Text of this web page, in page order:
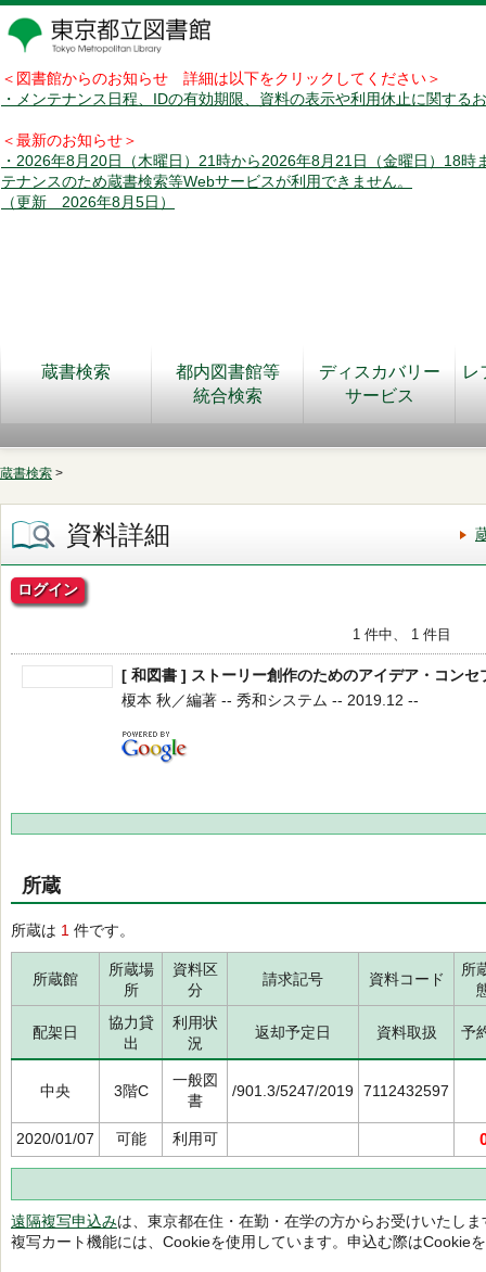
＜図書館からのお知らせ 詳細は以下をクリックしてください＞
・メンテナンス日程、IDの有効期限、資料の表示や利用休止に関する
＜最新のお知らせ＞
・2026年8月20日（木曜日）21時から2026年8月21日（金曜日）18時
テナンスのため蔵書検索等Webサービスが利用できません。
（更新 2026年8月5日）
蔵書検索
都内図書館等
統合検索
ディスカバリー
サービス
レ
蔵書検索 >
資料詳細
ログイン
1 件中、 1 件目
[ 和図書 ] ストーリー創作のためのアイデア・コンセ
榎本 秋／編著 -- 秀和システム -- 2019.12 --
所蔵
所蔵は 1 件です。
所蔵館
所蔵場
所
資料区
分
請求記号 資料コード
所
配架日
協力貸
出
利用状
況
返却予定日 資料取扱 予
中央 3階C
一般図
書
/901.3/5247/2019 7112432597
2020/01/07 可能 利用可
遠隔複写申込みは、東京都在住・在勤・在学の方からお受けいたしま
複写カート機能には、Cookieを使用しています。申込む際はCookie